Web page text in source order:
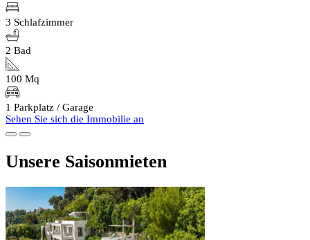
3 Schlafzimmer
2 Bad
100 Mq
1 Parkplatz / Garage
Sehen Sie sich die Immobilie an
Unsere Saisonmieten